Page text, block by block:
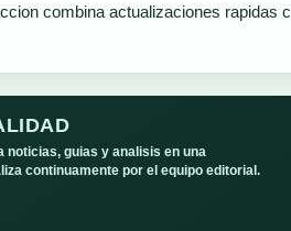
combina actualizaciones rapidas
noticias, guias y analisis en una
continuamente por el equipo editorial.